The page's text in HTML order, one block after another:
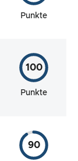
Punkte
100
Punkte
90